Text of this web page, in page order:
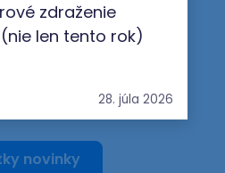
zdraženie
len tento rok)
28. júla 2026
novinky